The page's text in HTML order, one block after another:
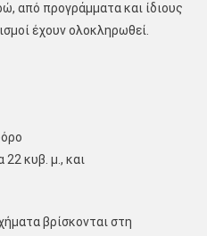
από προγράμματα και ίδιους
έχουν ολοκληρωθεί.
κυβ. μ., και
βρίσκονται στη